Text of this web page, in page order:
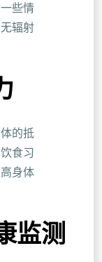
些情
辐射
的抵
食习
身体
监测